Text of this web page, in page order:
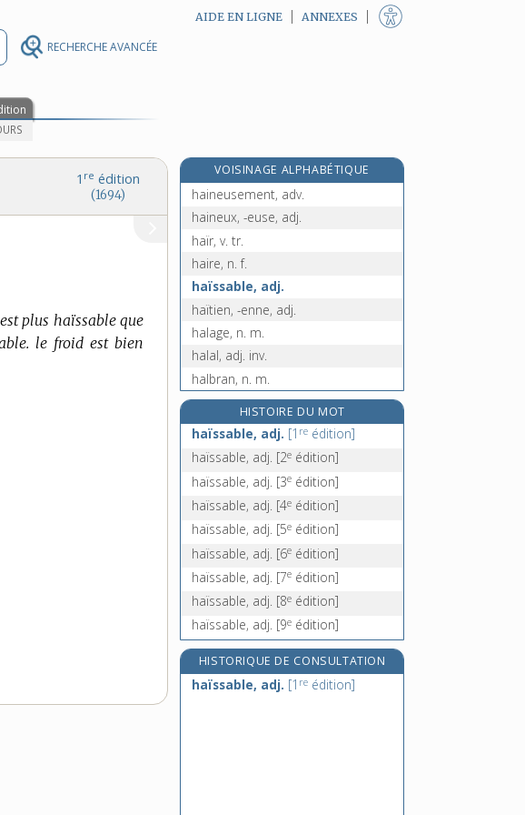
RECHERCHE AVANCÉE
AIDE EN LIGNE ANNEXES
1 re édition
(1694)
plus haïssable que
le froid est bien
VOISINAGE ALPHABÉTIQUE
haine, n. f.
haineusement, adv.
haineux, -euse, adj.
haïr, v. tr.
haire, n. f.
haïssable, adj.
haïtien, -enne, adj.
halage, n. m.
halal, adj. inv.
halbran, n. m.
halbrené, -ée, adj.
halbrener, v. intr.[8eédition]
hâle, n. m.
halebas, n. m. inv.
HISTOIRE DU MOT
haïssable, adj. [1 re édition]
haïssable, adj. [2e édition]
haïssable, adj. [3e édition]
haïssable, adj. [4e édition]
haïssable, adj. [5e édition]
haïssable, adj. [6e édition]
haïssable, adj. [7e édition]
haïssable, adj. [8e édition]
haïssable, adj. [9e édition]
HISTORIQUE DE CONSULTATION
haïssable, adj. [1 re édition]